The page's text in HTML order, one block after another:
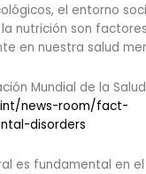
el entorno
nutrición son
en nuestra salud
Mundial de la
news-room/fact-
disorders
es fundamental en